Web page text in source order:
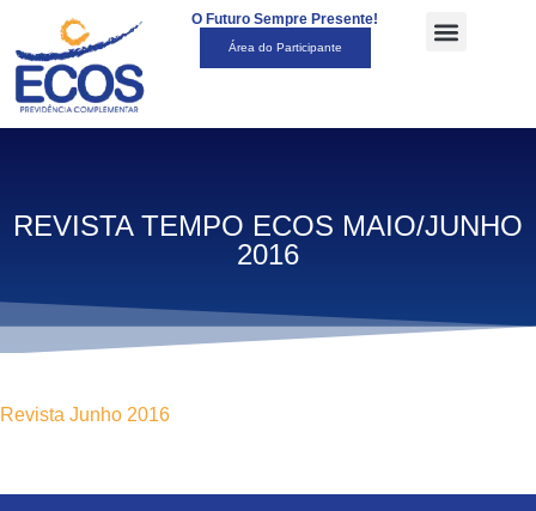
O Futuro Sempre Presente!
Área do Participante
REVISTA TEMPO ECOS MAIO/JUNHO
2016
Revista Junho 2016